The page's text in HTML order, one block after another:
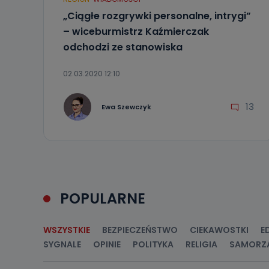
ich
sprzeciwu
Do
Do czasu
Państwa (lub
źródeł
„Ciągłe rozgrywki personalne, intrygi”
– wiceburmistrz Kaźmierczak
odchodzi ze stanowiska
02.03.2020 12:10
Ewa Szewczyk 13
POPULARNE
WSZYSTKIE BEZPIECZEŃSTWO CIEKAWOSTKI
SYGNALE
OPINIE POLITYKA RELIGIA